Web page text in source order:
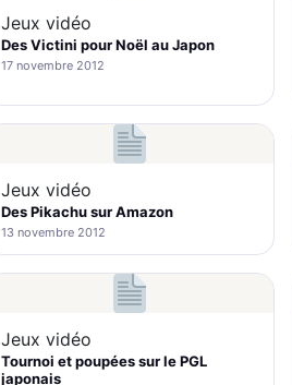
Jeux vidéo
Des Victini pour Noël au Japon
17 novembre 2012
Jeux vidéo
Des Pikachu sur Amazon
13 novembre 2012
Jeux vidéo
Tournoi et poupées sur le PGL
japonais